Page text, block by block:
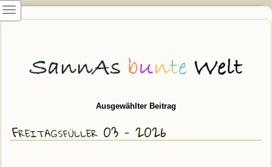
Ausgewählter Beitrag
Freitagsfüller 03 - 2026